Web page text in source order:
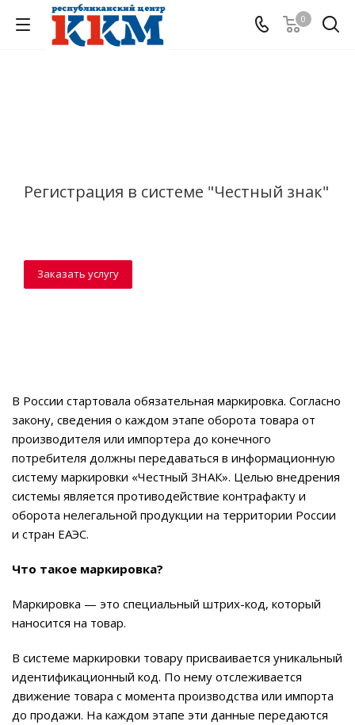
0
Регистрация в системе "Честный знак"
Заказать услугу
В России стартовала обязательная маркировка. Согласно
закону, сведения о каждом этапе оборота товара от
производителя или импортера до конечного
потребителя должны передаваться в информационную
систему маркировки «Честный ЗНАК». Целью внедрения
системы является противодействие контрафакту и
оборота нелегальной продукции на территории России
и стран ЕАЭС.
Что такое маркировка?
Маркировка — это специальный штрих-код, который
наносится на товар.
В системе маркировки товару присваивается уникальный
идентификационный код. По нему отслеживается
движение товара с момента производства или импорта
до продажи. На каждом этапе эти данные передаются